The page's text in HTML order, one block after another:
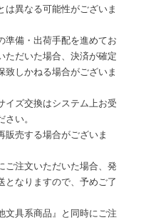
異なる可能性がございま
備・出荷手配を進めてお
ただいた場合、決済が確定
致しかねる場合がございま
ズ交換はシステム上お受
い。
売する場合がございま
注文いただいた場合、発
となりますので、予めご了
具系商品』と同時にご注